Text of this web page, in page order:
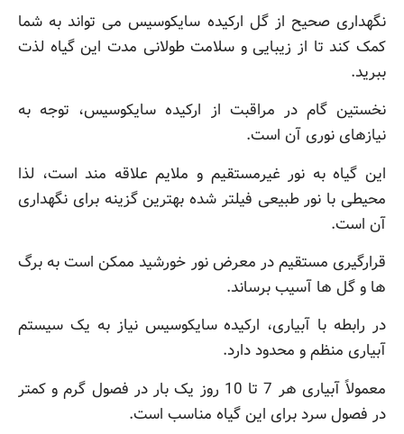
نگهداری صحیح از گل ارکیده سایکوسیس می تواند به شما
کمک کند تا از زیبایی و سلامت طولانی مدت این گیاه لذت
ببرید.
نخستین گام در مراقبت از ارکیده سایکوسیس، توجه به
نیازهای نوری آن است.
این گیاه به نور غیرمستقیم و ملایم علاقه مند است، لذا
محیطی با نور طبیعی فیلتر شده بهترین گزینه برای نگهداری
آن است.
قرارگیری مستقیم در معرض نور خورشید ممکن است به برگ
ها و گل ها آسیب برساند.
در رابطه با آبیاری، ارکیده سایکوسیس نیاز به یک سیستم
آبیاری منظم و محدود دارد.
معمولاً آبیاری هر 7 تا 10 روز یک بار در فصول گرم و کمتر
در فصول سرد برای این گیاه مناسب است.